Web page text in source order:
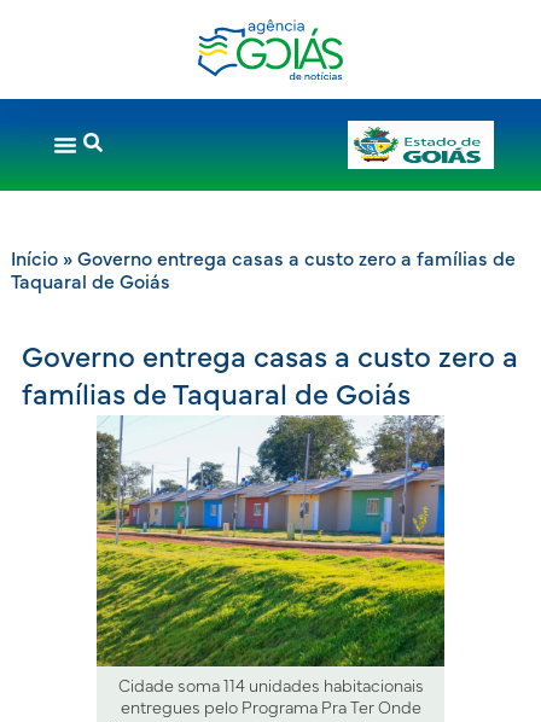
Início» Governo entrega casas a custo zero a famílias de
Taquaral de Goiás
Governo entrega casas a custo zero a
famílias de Taquaral de Goiás
Cidade soma 114 unidades habitacionais
entregues pelo Programa Pra Ter Onde